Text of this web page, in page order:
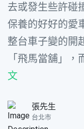
去或發生些許碰
保養的好好的愛
整台車子變的開
「飛馬當舖」
文
張先生
台北市